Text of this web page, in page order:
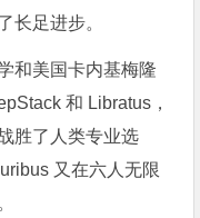
长足进步。
和美国卡内基梅隆
和 Libratus，
胜了人类专业选
又在六人无限